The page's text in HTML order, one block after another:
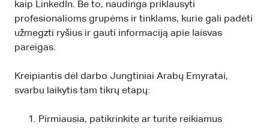
kaip LinkedIn. Be to, naudinga priklausyti
profesionalioms grupėms ir tinklams, kurie gali padėti
užmegzti ryšius ir gauti informaciją apie laisvas
pareigas.
Kreipiantis dėl darbo Jungtiniai Arabų Emyratai,
svarbu laikytis tam tikrų etapų:
Pirmiausia, patikrinkite ar turite reikiamus